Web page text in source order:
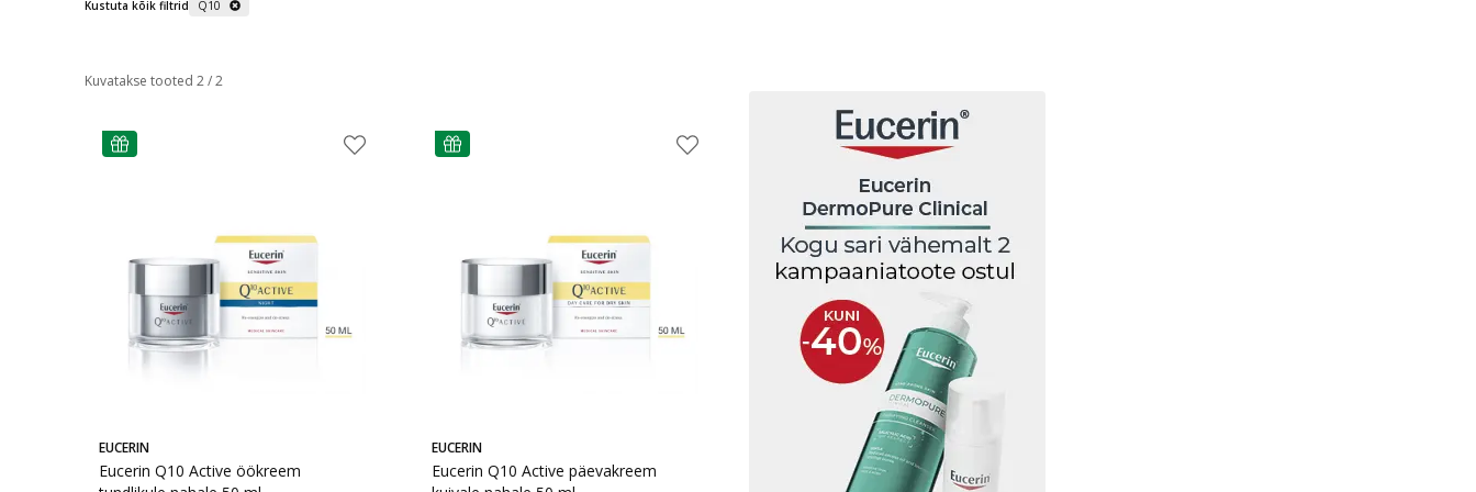
Kustuta kõik filtrid Q10
Kuvatakse tooted 2 / 2
nõuanne
EUCERIN
Eucerin Q10 Active öökreem
nõuanne
EUCERIN
Eucerin Q10 Active päevakreem